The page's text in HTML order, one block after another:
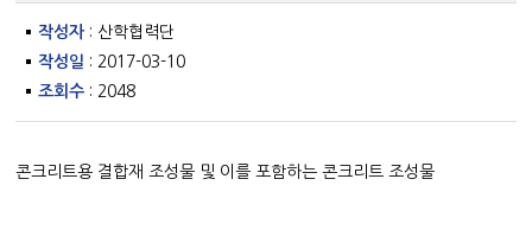
작성자: 산학협력단
작성일 : 2017-03-10
조회수: 2048
콘크리트용 결합재 조성물 및 이를 포함하는 콘크리트 조성물